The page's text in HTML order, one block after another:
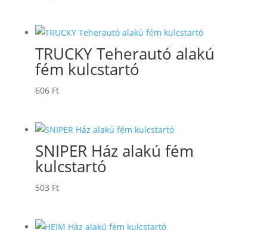
TRUCKY Teherautó alakú
fém kulcstartó
606 Ft
SNIPER Ház alakú fém
kulcstartó
503 Ft